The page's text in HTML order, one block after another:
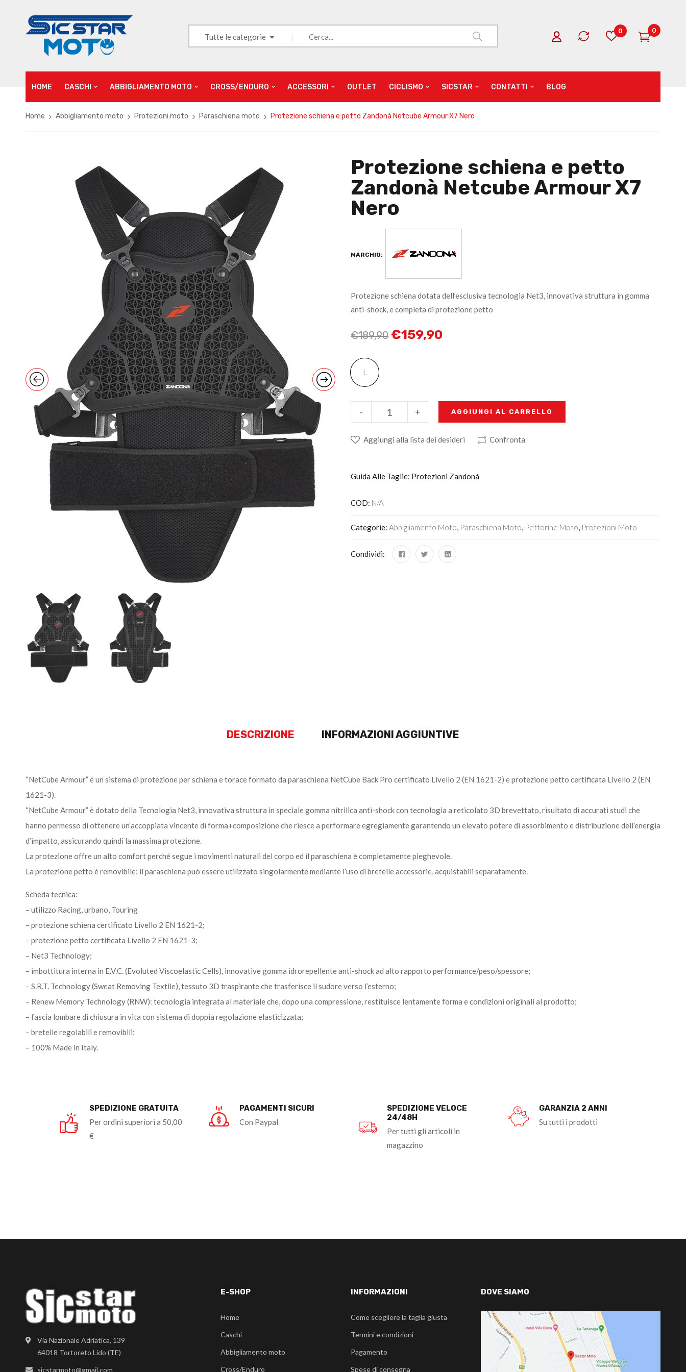
Tutte le categorie
0 0
HOME CASCHI ABBIGLIAMENTO MOTO CROSS/ENDURO ACCESSORI OUTLET CICLISMO SICSTAR CONTATTI BLOG
Home Abbigliamento moto Protezioni moto Paraschiena moto Protezione schiena e petto Zandonà Netcube Armour X7 Nero
Protezione schiena e petto
Zandonà Netcube Armour X7
Nero
MARCHIO:
Protezione schiena dotata dell’esclusiva tecnologia Net3, innovativa struttura in gomma
anti-shock, e completa di protezione petto
€189,90 €159,90
L
+
- AGGIUNGI AL CARRELLO
Aggiungi alla lista dei desideri Confronta
Guida Alle Taglie: Protezioni Zandonà
COD: N/A
Categorie: Abbigliamento Moto Paraschiena Moto Pettorine Moto Protezioni Moto
Condividi:
DESCRIZIONE INFORMAZIONI AGGIUNTIVE
“NetCube Armour” è un sistema di protezione per schiena e torace formato da paraschiena NetCube Back Pro certificato Livello 2 (EN 1621-2) e protezione petto certificata Livello 2 (EN
1621-3).
“NetCube Armour” è dotato della Tecnologia Net3, innovativa struttura in speciale gomma nitrilica anti-shock con tecnologia a reticolato 3D brevettato, risultato di accurati studi che
hanno permesso di ottenere un’accoppiata vincente di forma+composizione che riesce a performare egre­giamente garantendo un elevato potere di assorbimento e distribuzione dell’energia
d’impatto, assicurando quindi la massima protezione.
La protezione offre un alto comfort perché segue i movimenti naturali del corpo ed il paraschiena è completamente pieghevole.
La protezione petto è removibile: il paraschiena può essere utilizzato singolarmente mediante l’uso di bretelle accessorie, acquistabili separatamente.
Scheda tecnica:
– utilizzo Racing, urbano, Touring
– protezione schiena certificato Livello 2 EN 1621-2;
– protezione petto certificata Livello 2 EN 1621-3;
– Net3 Technology;
– imbottitura interna in E.V.C. (Evoluted Viscoelastic Cells), innovative gomma idrorepellente an­ti-shock ad alto rapporto performance/peso/spessore;
– S.R.T. Technology (Sweat Removing Textile), tessuto 3D traspirante che trasferisce il sudore verso l’esterno;
– Renew Memory Technology (RNW): tecnologia integrata al materiale che, dopo una compressione, restituisce lentamente forma e condizioni originali al prodotto;
– fascia lombare di chiusura in vita con sistema di doppia regolazione elasticizzata;
– bretelle regolabili e removibili;
– 100% Made in Italy.
SPEDIZIONE GRATUITA
Per ordini superiori a 50,00
€
PAGAMENTI SICURI
Con Paypal
SPEDIZIONE VELOCE
24/48H
Per tutti gli articoli in
magazzino
GARANZIA 2 ANNI
Su tutti i prodotti
Via Nazionale Adriatica, 139
64018 Tortoreto Lido (TE)
sicstarmoto@gmail.com
E-SHOP
Home
Caschi
Abbigliamento moto
Cross/Enduro
INFORMAZIONI
Come scegliere la taglia giusta
Termini e condizioni
Pagamento
Spese di consegna
DOVE SIAMO